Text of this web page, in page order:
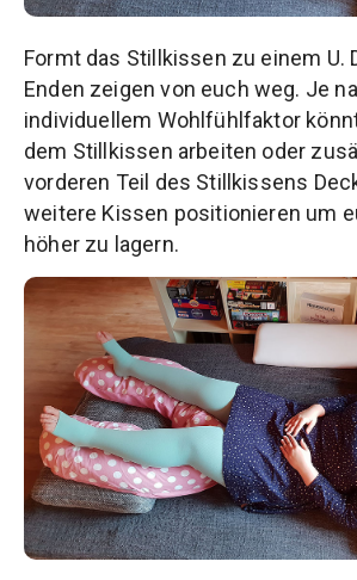
Formt das Stillkissen zu einem U.
Enden zeigen von euch weg. Je
individuellem Wohlfühlfaktor
dem Stillkissen arbeiten oder
vorderen Teil des Stillkissens
weitere Kissen positionieren um
höher zu lagern.